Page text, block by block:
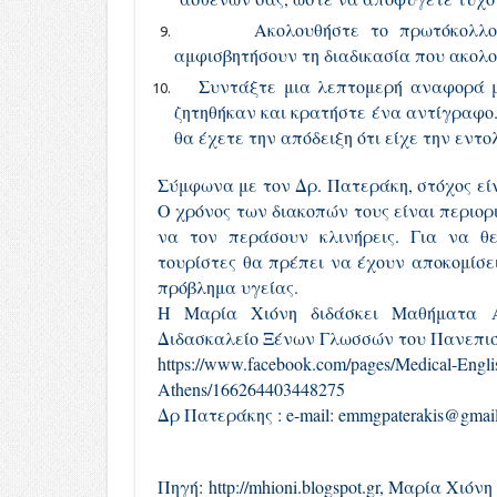
Ακολουθήστε το πρωτόκολλο
αμφισβητήσουν τη διαδικασία που
Συντάξτε μια λεπτομερή αναφορά
ζητηθήκαν και κρατήστε ένα
θα έχετε την απόδειξη ότι είχε την
Σύμφωνα με τον Δρ. Πατεράκη, στόχος
Ο χρόνος των διακοπών τους είναι
να τον περάσουν κλινήρεις. Για να
τουρίστες θα πρέπει να έχουν
πρόβλημα υγείας.
Η Μαρία Χιόνη διδάσκει Μαθήματα
Διδασκαλείο Ξένων Γλωσσών του
https://www.facebook.com/pages/Medical-
Athens/166264403448275
Δρ Πατεράκης : e-mail:
Πηγή: http://mhioni.blogspot.gr, Μαρία Χιόνη